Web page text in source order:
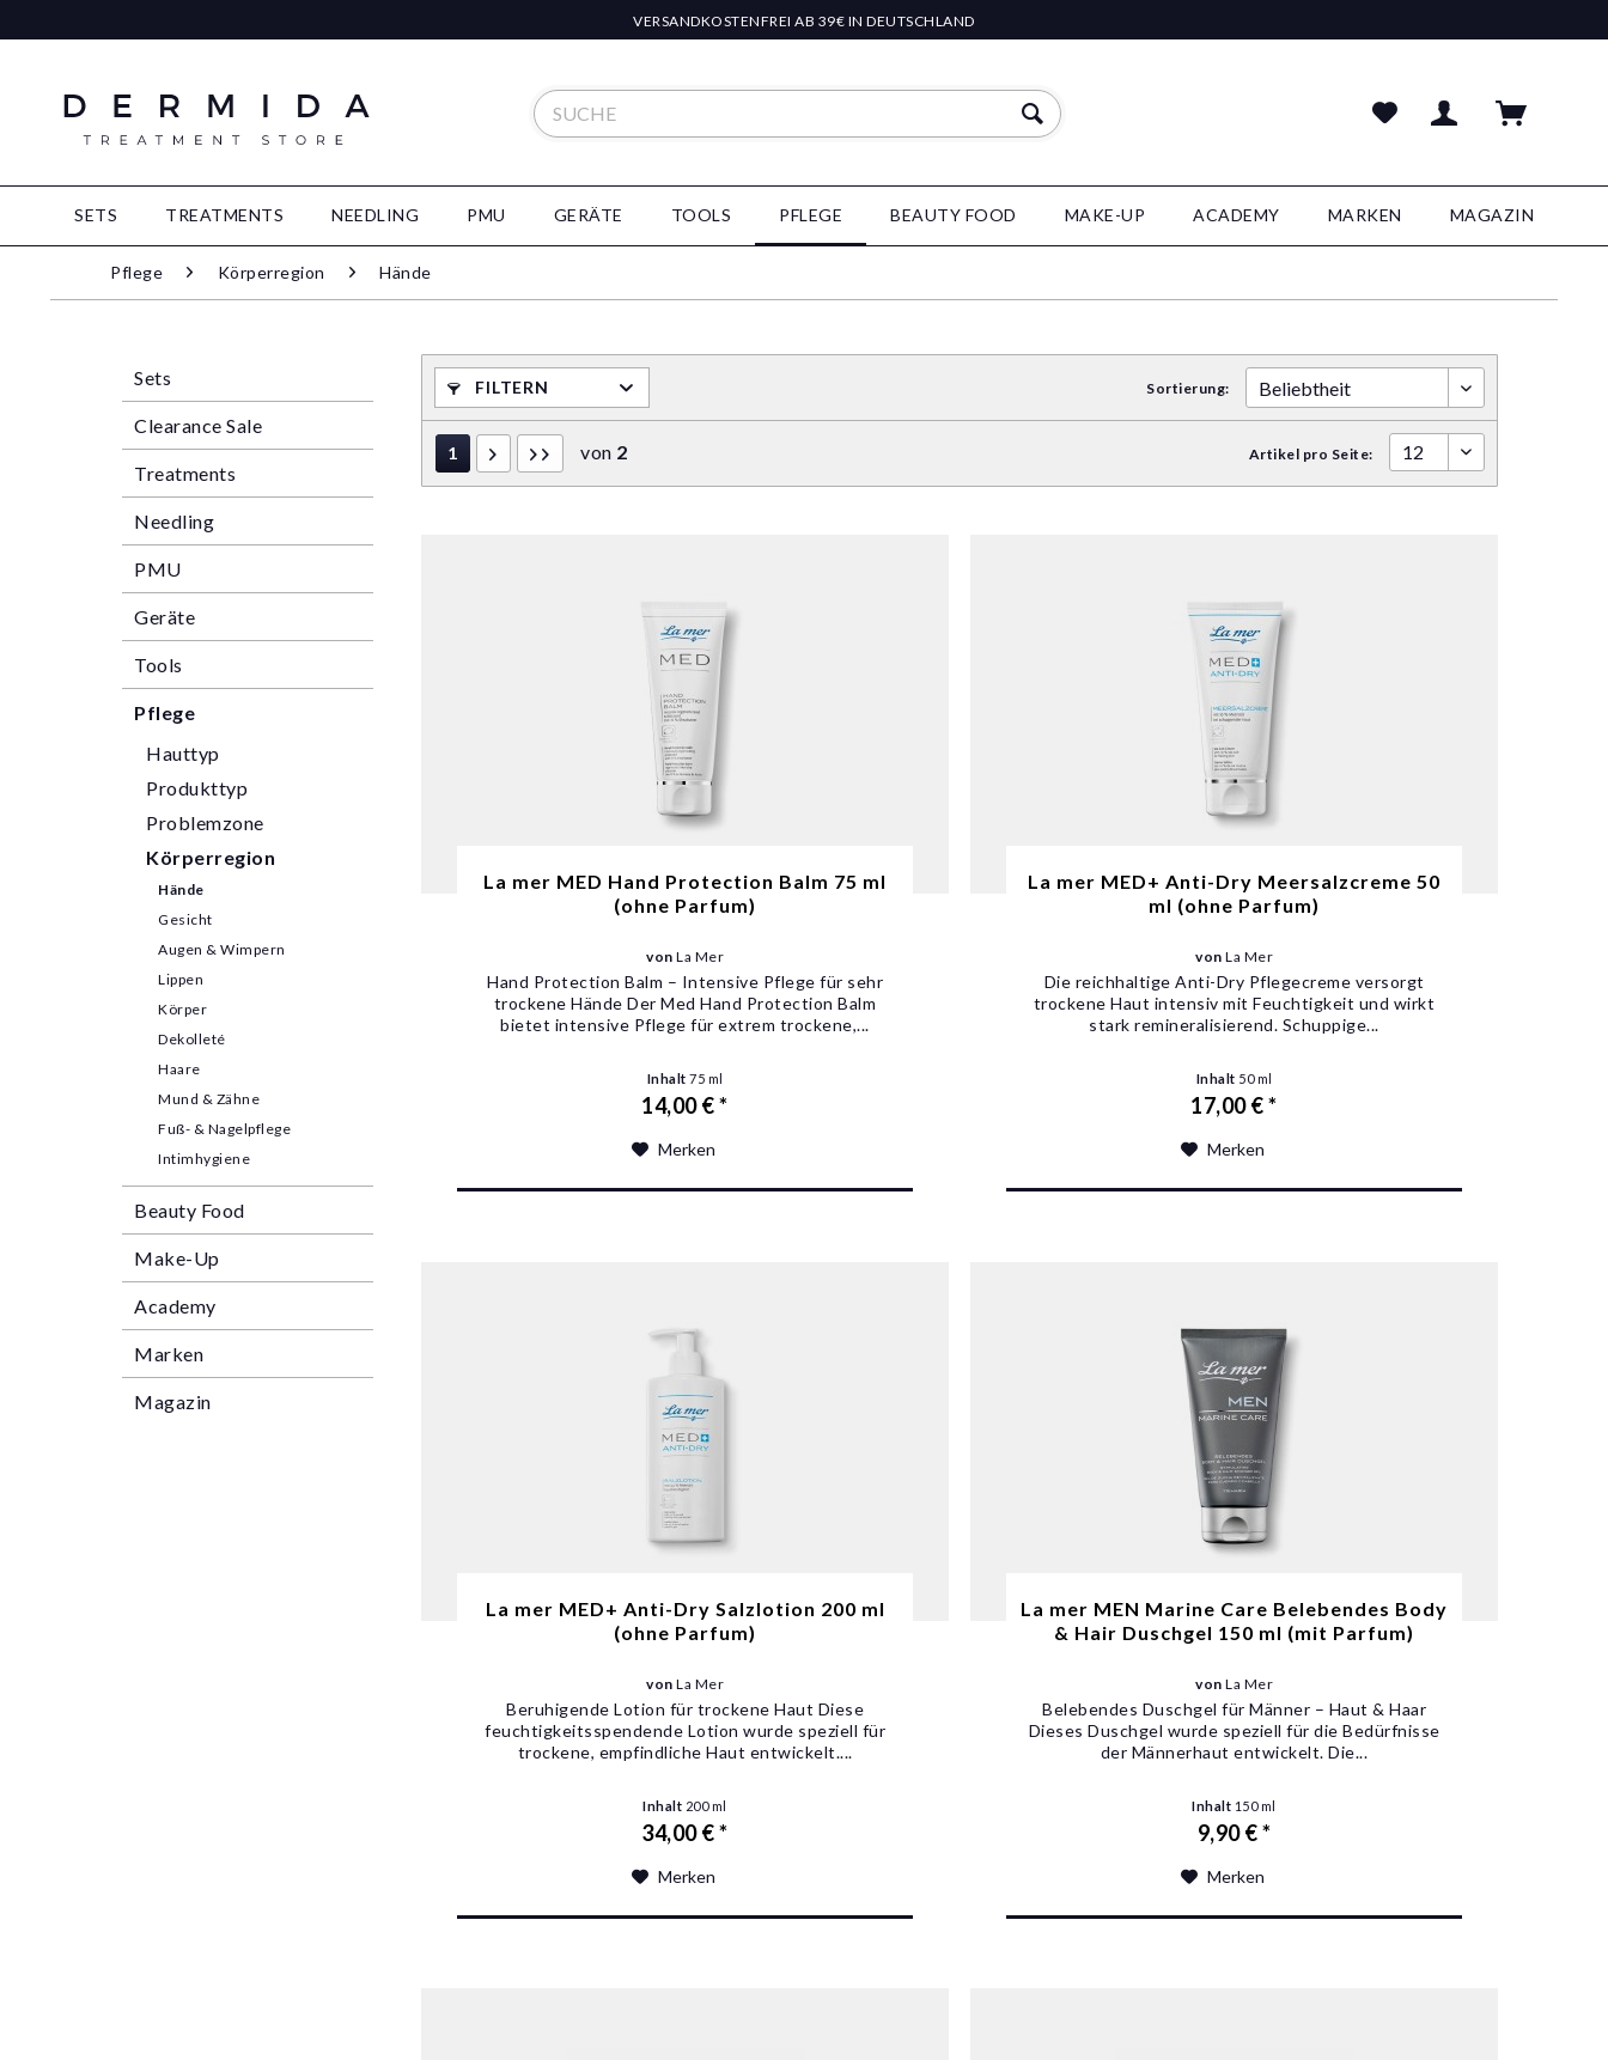
VERSANDKOSTENFREI AB 39€ IN DEUTSCHLAND
SETS TREATMENTS NEEDLING PMU GERÄTE TOOLS PFLEGE BEAUTY FOOD MAKE-UP ACADEMY MARKEN MAGAZIN
Pflege Körperregion Hände
Sets
Clearance Sale
Treatments
Needling
PMU
Geräte
Tools
Pflege
Hauttyp
Produkttyp
Problemzone
Körperregion
Hände
Gesicht
Augen & Wimpern
Lippen
Körper
Dekolleté
Haare
Mund & Zähne
Fuß- & Nagelpflege
Intimhygiene
Beauty Food
Make-Up
Academy
Marken
Magazin
FILTERN Sortierung:
1 von 2 Artikel pro Seite:
La mer MED Hand Protection Balm 75 ml
(ohne Parfum)
vonLa Mer
Hand Protection Balm – Intensive Pflege für sehr
trockene Hände Der Med Hand Protection Balm
bietet intensive Pflege für extrem trockene,...
Inhalt75 ml
14,00 € *
Merken
La mer MED+ Anti-Dry Meersalzcreme 50
ml (ohne Parfum)
vonLa Mer
Die reichhaltige Anti-Dry Pflegecreme versorgt
trockene Haut intensiv mit Feuchtigkeit und wirkt
stark remineralisierend. Schuppige...
Inhalt 50 ml
17,00 € *
Merken
La mer MED+ Anti-Dry Salzlotion 200 ml
(ohne Parfum)
vonLa Mer
Beruhigende Lotion für trockene Haut Diese
feuchtigkeitsspendende Lotion wurde speziell für
trockene, empfindliche Haut entwickelt....
Inhalt 200 ml
34,00 € *
Merken
La mer MEN Marine Care Belebendes Body
& Hair Duschgel 150 ml (mit Parfum)
vonLa Mer
Belebendes Duschgel für Männer – Haut & Haar
Dieses Duschgel wurde speziell für die Bedürfnisse
der Männerhaut entwickelt. Die...
Inhalt 150 ml
9,90 € *
Merken